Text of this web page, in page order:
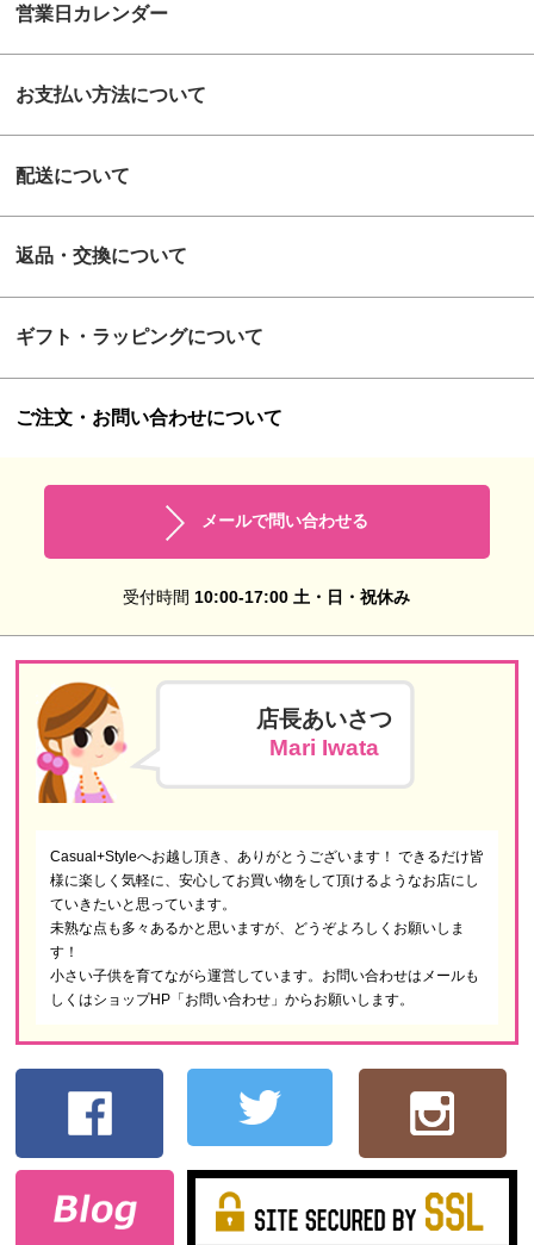
営業日カレンダー
お支払い方法について
配送について
返品・交換について
ギフト・ラッピングについて
ご注文・お問い合わせについて
メールで問い合わせる
受付時間 10:00-17:00 土・日・祝休み
店長あいさつ
Mari Iwata
Casual+Styleへお越し頂き、ありがとうございます！ できるだけ皆
様に楽しく気軽に、安心してお買い物をして頂けるようなお店にし
ていきたいと思っています。
未熟な点も多々あるかと思いますが、どうぞよろしくお願いしま
す！
小さい子供を育てながら運営しています。お問い合わせはメールも
しくはショップHP「お問い合わせ」からお願いします。